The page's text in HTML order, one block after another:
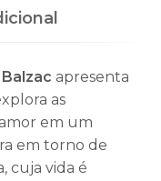
apresenta
as
em um
em torno de
cuja vida é